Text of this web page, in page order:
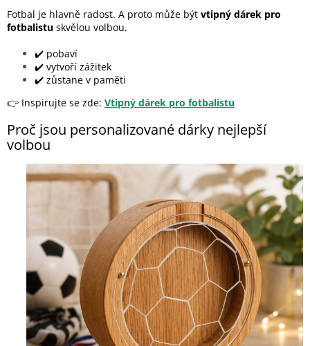
Fotbal je hlavně radost. A proto může být vtipný dárek pro
fotbalistu skvělou volbou.
✔️ pobaví
✔️ vytvoří zážitek
✔️ zůstane v paměti
👉 Inspirujte se zde: Vtipný dárek pro fotbalistu
Proč jsou personalizované dárky nejlepší
volbou